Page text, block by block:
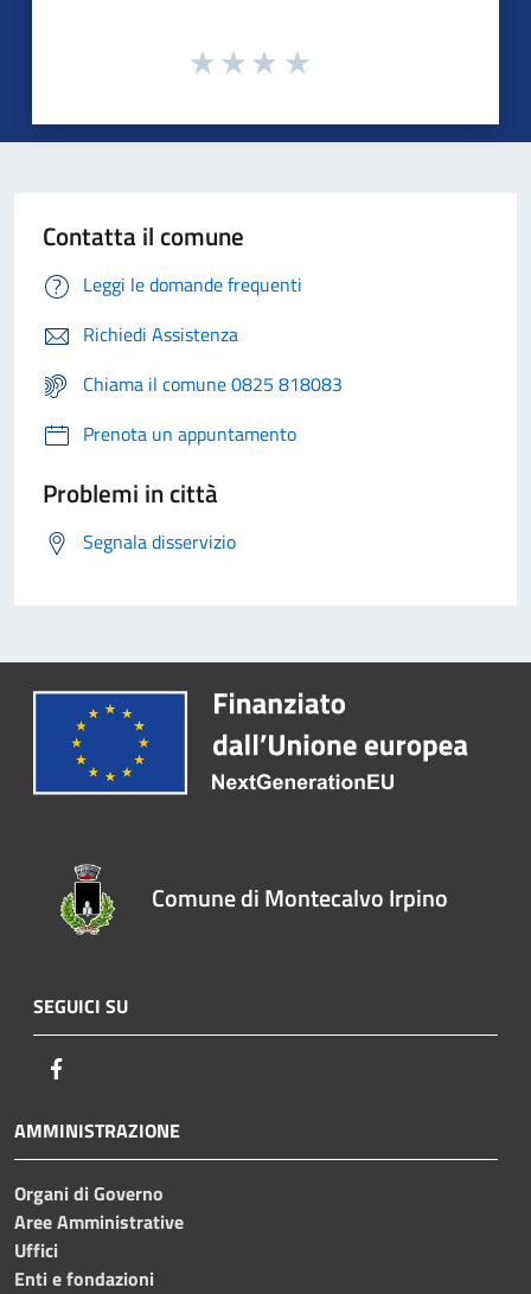
Contatta il comune
Leggi le domande frequenti
Richiedi Assistenza
Chiama il comune 0825 818083
Prenota un appuntamento
Problemi in città
Segnala disservizio
Comune di Montecalvo Irpino
SEGUICI SU
AMMINISTRAZIONE
Organi di Governo
Aree Amministrative
Uffici
Enti e fondazioni